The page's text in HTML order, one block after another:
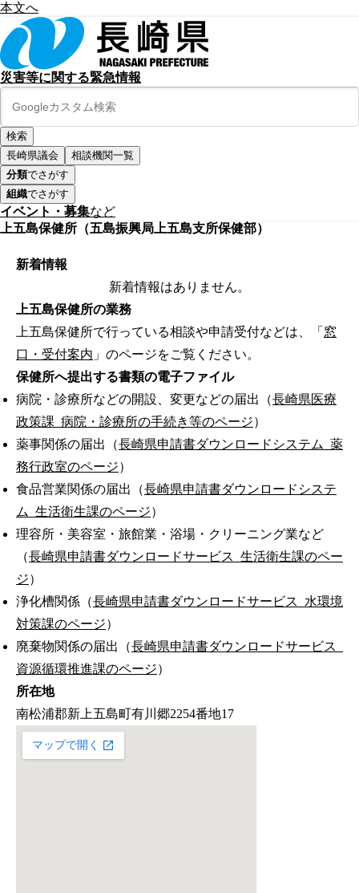
本文へ
災害等に関する緊急情報
長崎県議会
相談機関一覧
分類でさがす
組織でさがす
イベント・募集など
上五島保健所（五島振興局上五島支所保健部）
新着情報
新着情報はありません。
上五島保健所の業務
上五島保健所で行っている相談や申請受付などは、「 窓
口・受付案内 」のページをご覧ください。
保健所へ提出する書類の電子ファイル
病院・診療所などの開設、変更などの届出（長崎県医療
政策課_病院・診療所の手続き等のページ）
薬事関係の届出（長崎県申請書ダウンロードシステム_薬
務行政室のページ）
食品営業関係の届出（長崎県申請書ダウンロードシステ
ム_生活衛生課のページ）
理容所・美容室・旅館業・浴場・クリーニング業など
（長崎県申請書ダウンロードサービス_生活衛生課のペー
ジ）
浄化槽関係（長崎県申請書ダウンロードサービス_水環境
対策課のページ）
廃棄物関係の届出（長崎県申請書ダウンロードサービス_
資源循環推進課のページ）
所在地
南松浦郡新上五島町有川郷2254番地17